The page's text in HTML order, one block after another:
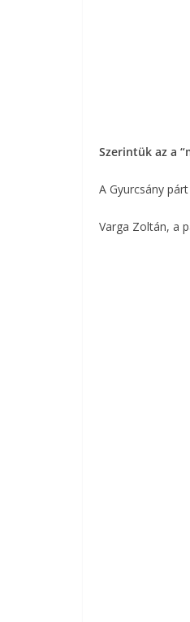
Szerintük az a
A Gyurcsány
Varga Zoltán, a